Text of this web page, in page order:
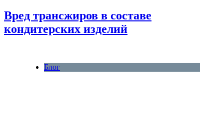
Вред трансжиров в составе
кондитерских изделий
Блог